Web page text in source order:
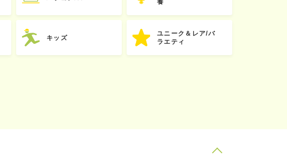
養
キッズ
ユニーク＆レア/バ
ラエティ